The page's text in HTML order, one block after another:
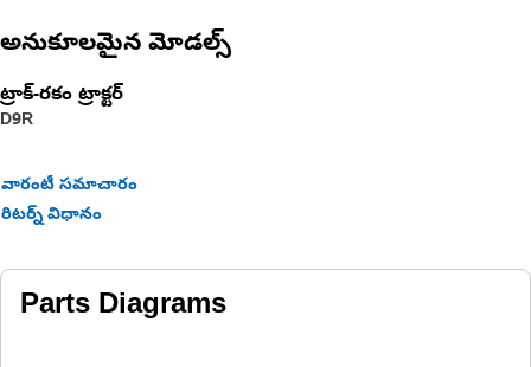
అనుకూలమైన మోడల్స్
ట్రాక్-రకం ట్రాక్టర్‌
D9R
వారంటీ సమాచారం
రిటర్న్ విధానం
Parts Diagrams